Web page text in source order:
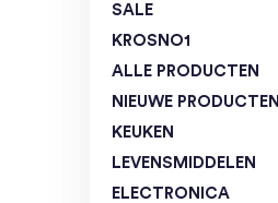
SALE
KROSNO1
ALLE PRODUCTEN
NIEUWE PRODUCTEN
KEUKEN
LEVENSMIDDELEN
ELECTRONICA